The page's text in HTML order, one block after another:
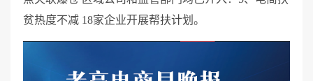
贫热度不减 18家企业开展帮扶计划。